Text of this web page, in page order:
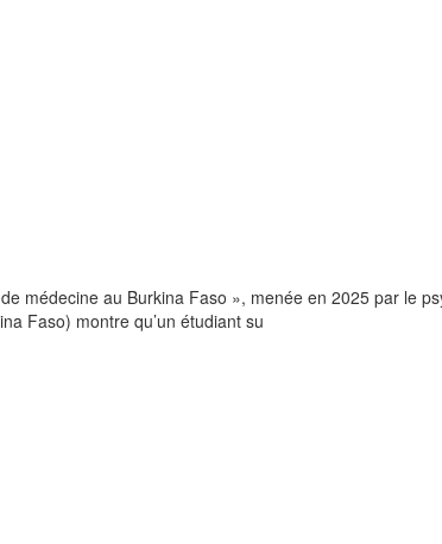
médecine au Burkina Faso », menée en 2025 par le
Faso) montre qu’un étudiant su